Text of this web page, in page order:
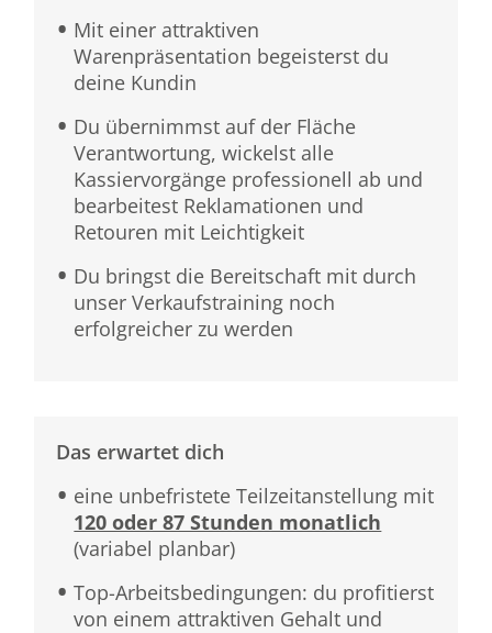
Mit einer attraktiven
Warenpräsentation begeisterst du
deine Kundin
Du übernimmst auf der Fläche
Verantwortung, wickelst alle
Kassiervorgänge professionell ab und
bearbeitest Reklamationen und
Retouren mit Leichtigkeit
Du bringst die Bereitschaft mit durch
unser Verkaufstraining noch
erfolgreicher zu werden
Das erwartet dich
eine unbefristete Teilzeitanstellung mit
120 oder 87 Stunden monatlich
(variabel planbar)
Top-Arbeitsbedingungen: du profitierst
von einem attraktiven Gehalt und